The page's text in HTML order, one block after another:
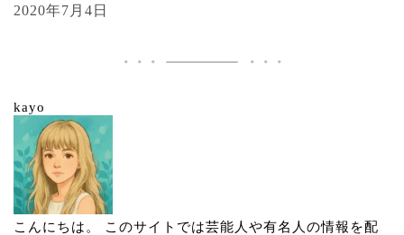
2020年7月4日
kayo
こんにちは。 このサイトでは芸能人や有名人の情報を配